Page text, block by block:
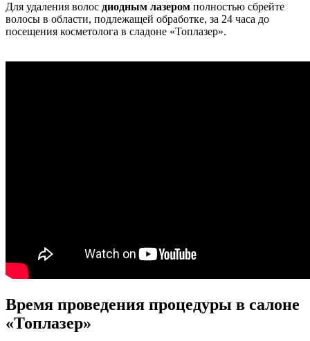
Для удаления волос диодным лазером полностью сбрейте
волосы в области, подлежащей обработке, за 24 часа до
посещения косметолога в сладоне «Топлазер».
Время проведения процедуры в салоне
«Топлазер»